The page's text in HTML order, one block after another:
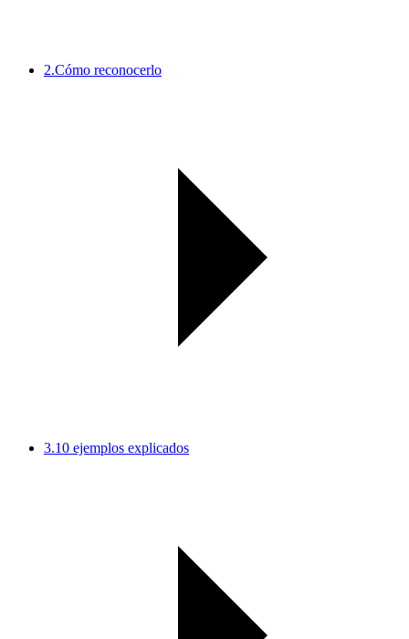
2.Cómo reconocerlo
3.10 ejemplos explicados